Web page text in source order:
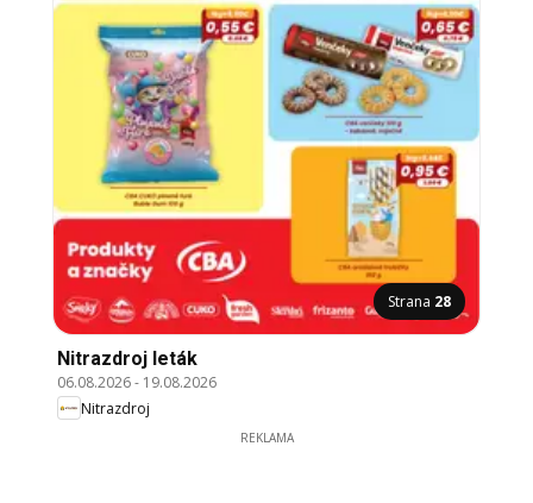
Strana 28
Nitrazdroj leták
06.08.2026- 19.08.2026
Nitrazdroj
REKLAMA